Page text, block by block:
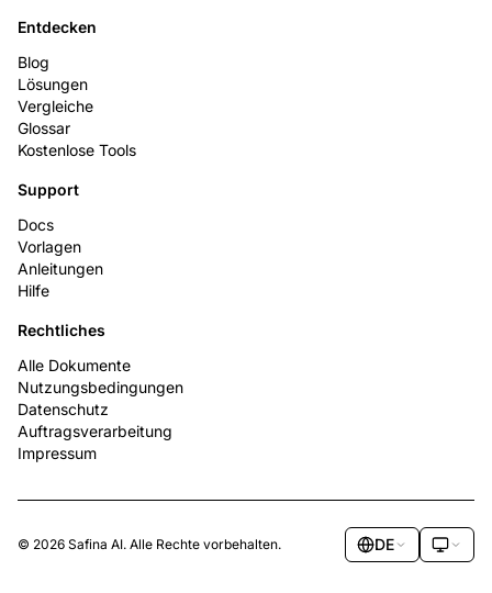
Entdecken
Blog
Lösungen
Vergleiche
Glossar
Kostenlose Tools
Support
Docs
Vorlagen
Anleitungen
Hilfe
Rechtliches
Alle Dokumente
Nutzungsbedingungen
Datenschutz
Auftragsverarbeitung
Impressum
© 2026 Safina AI. Alle Rechte vorbehalten. DE